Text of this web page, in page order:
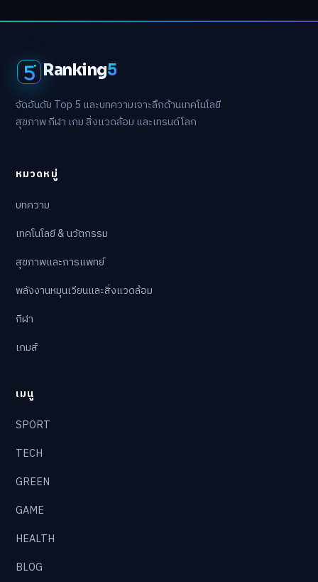
Ranking5
จัดอันดับ Top 5 และบทความเจาะลึกด้านเทคโนโลยี
สุขภาพ กีฬา เกม สิ่งแวดล้อม และเทรนด์โลก
หมวดหมู่
บทความ
เทคโนโลยี & นวัตกรรม
สุขภาพและการแพทย์
พลังงานหมุนเวียนและสิ่งแวดล้อม
กีฬา
เกมส์
เมนู
SPORT
TECH
GREEN
GAME
HEALTH
BLOG